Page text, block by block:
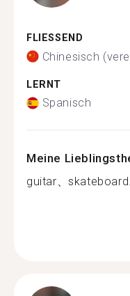
FLIESSEND
Chinesisch
LERNT
Spanisch
Meine
guitar、